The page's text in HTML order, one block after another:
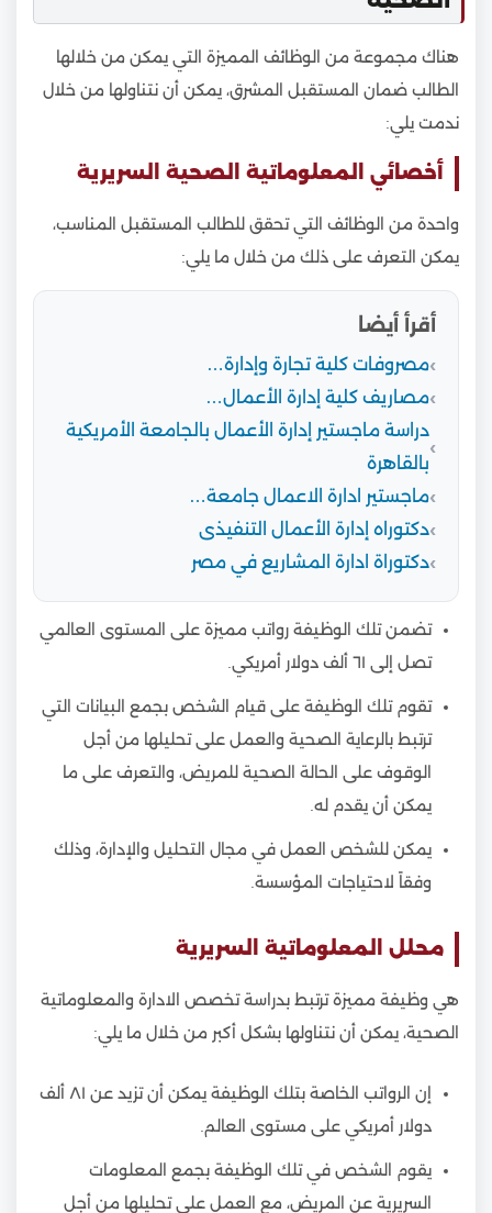
هناك مجموعة من الوظائف المميزة التي يمكن من خلالها
الطالب ضمان المستقبل المشرق، يمكن أن نتناولها من خلال
ندمت يلي:
أخصائي المعلوماتية الصحية السريرية
واحدة من الوظائف التي تحقق للطالب المستقبل المناسب،
يمكن التعرف على ذلك من خلال ما يلي:
أقرأ أيضا
مصروفات كلية تجارة وإدارة…
مصاريف كلية إدارة الأعمال…
دراسة ماجستير إدارة الأعمال بالجامعة الأمريكية
بالقاهرة
ماجستير ادارة الاعمال جامعة…
دكتوراه إدارة الأعمال التنفيذى
دكتوراة ادارة المشاريع في مصر
تضمن تلك الوظيفة رواتب مميزة على المستوى العالمي
تصل إلى ٦١ ألف دولار أمريكي.
تقوم تلك الوظيفة على قيام الشخص بجمع البيانات التي
ترتبط بالرعاية الصحية والعمل على تحليلها من أجل
الوقوف على الحالة الصحية للمريض، والتعرف على ما
يمكن أن يقدم له.
يمكن للشخص العمل في مجال التحليل والإدارة، وذلك
وفقاً لاحتياجات المؤسسة.
محلل المعلوماتية السريرية
هي وظيفة مميزة ترتبط بدراسة تخصص الادارة والمعلوماتية
الصحية، يمكن أن نتناولها بشكل أكبر من خلال ما يلي:
إن الرواتب الخاصة بتلك الوظيفة يمكن أن تزيد عن ٨١ ألف
دولار أمريكي على مستوى العالم.
يقوم الشخص في تلك الوظيفة بجمع المعلومات
السريرية عن المريض، مع العمل على تحليلها من أجل